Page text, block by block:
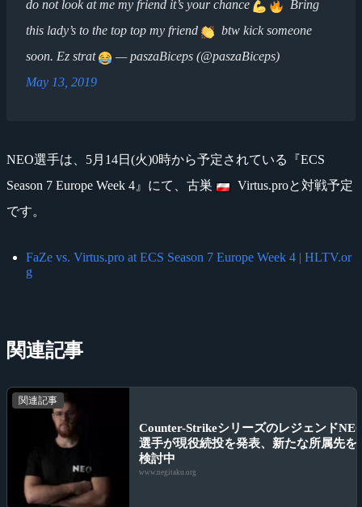
do not look at me my friend it’s your chance
Bring
this lady’s to the top top my friend
btw kick someone
soon. Ez strat
— paszaBiceps (@paszaBiceps)
May 13, 2019
NEO選手は、5月14日(火)0時から予定されている『ECS
Season 7 Europe Week 4』にて、古巣
Virtus.proと対戦予定
です。
FaZe vs. Virtus.pro at ECS Season 7 Europe Week 4 | HLTV.or
g
関連記事
関連記事
Counter-Strikeシリーズのレジェンド
選手が現役続投を発表、新たな所属先を
検討中
www.negitaku.org